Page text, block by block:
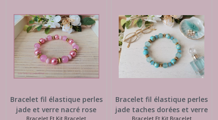
Bracelet fil élastique perles
jade et verre nacré rose
Bracelet Et Kit Bracelet
Bracelet fil élastique perles
jade taches dorées et verre
Bracelet Et Kit Bracelet